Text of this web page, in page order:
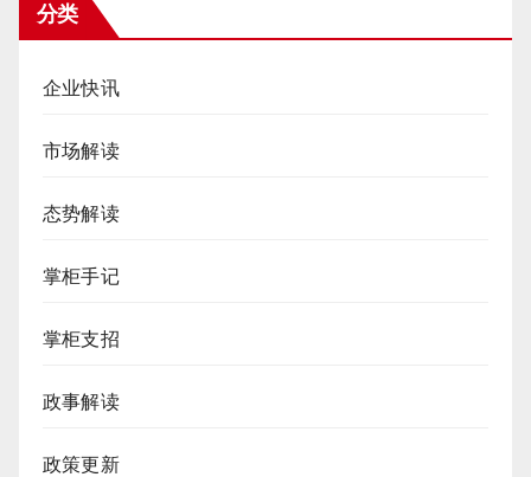
分类
企业快讯
市场解读
态势解读
掌柜手记
掌柜支招
政事解读
政策更新